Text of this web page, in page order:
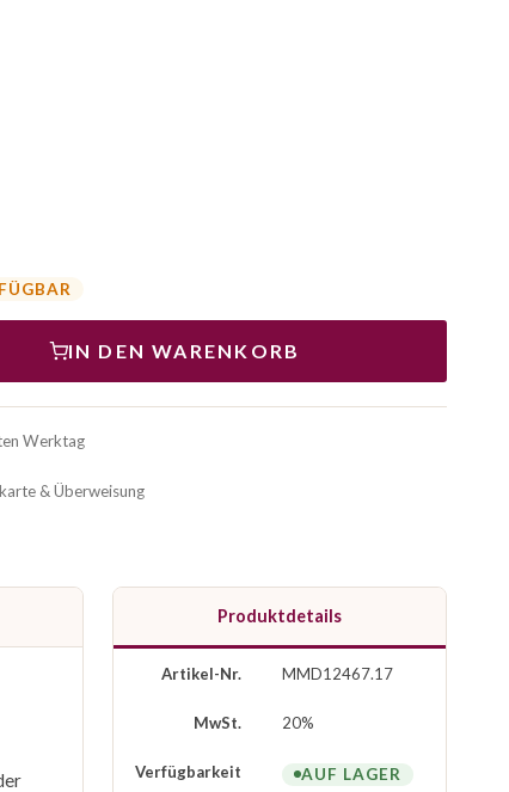
IN DEN WARENKORB
Werktag
& Überweisung
Produktdetails
Artikel-Nr. MMD12467.17
MwSt. 20%
Verfügbarkeit AUF LAGER